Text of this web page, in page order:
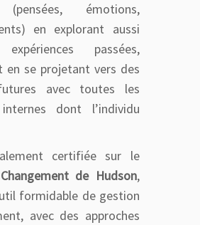
(pensées, émotions,
en explorant aussi
passées,
en se projetant vers des
avec toutes les
dont l’individu
certifiée sur le
de Hudson,
formidable de gestion
avec des approches